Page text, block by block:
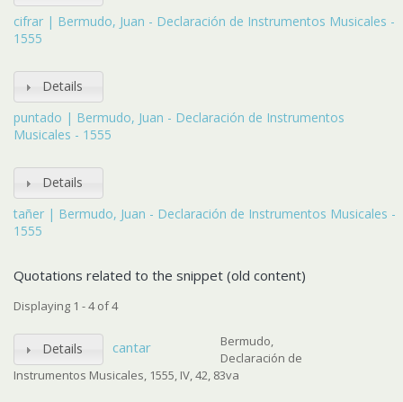
cifrar | Bermudo, Juan - Declaración de Instrumentos Musicales -
1555
Details
puntado | Bermudo, Juan - Declaración de Instrumentos
Musicales - 1555
Details
tañer | Bermudo, Juan - Declaración de Instrumentos Musicales -
1555
Quotations related to the snippet (old content)
Displaying 1 - 4 of 4
Details cantar
Bermudo,
Declaración de
Instrumentos Musicales, 1555, IV, 42, 83va